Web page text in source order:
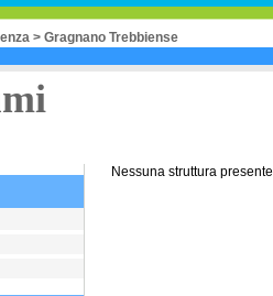
> Gragnano Trebbiense
Nessuna struttura presente